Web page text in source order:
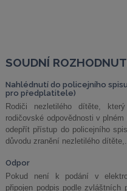
SOUDNÍ
Nahlédnutí do policejního
pro předplatitele)
Rodiči nezletilého dítěte,
rodičovské odpovědnosti v plném
odepřít přístup do policejního
důvodu zranění nezletilého
Odpor
Pokud není k podání v
připojen podpis podle zvláštních